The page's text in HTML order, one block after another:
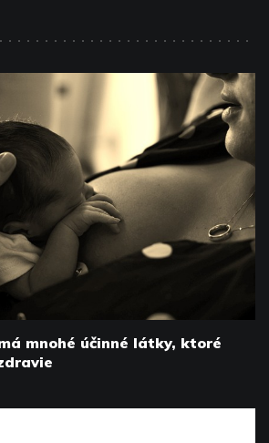
mnohé účinné látky, ktoré